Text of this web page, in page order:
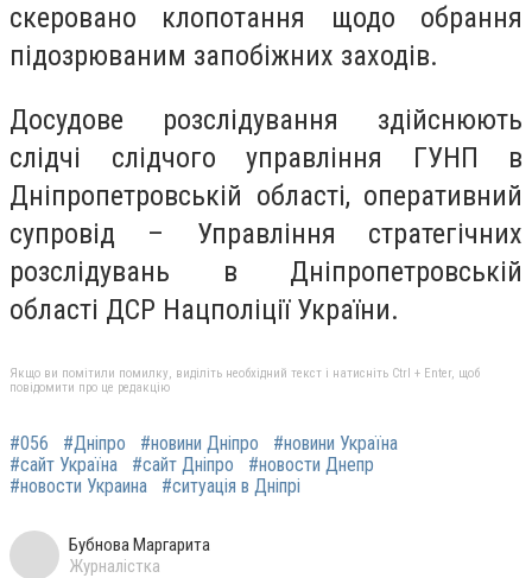
скеровано клопотання щодо обрання
підозрюваним запобіжних заходів.
Досудове розслідування здійснюють
слідчі слідчого управління ГУНП в
Дніпропетровській області, оперативний
супровід – Управління стратегічних
розслідувань в Дніпропетровській
області ДСР Нацполіції України.
Якщо ви помітили помилку, виділіть необхідний текст і натисніть Ctrl + Enter, щоб
повідомити про це редакцію
#056 #Дніпро #новини Дніпро
#новини Україна
#сайт Україна
#сайт Дніпро
#новости Днепр
#новости Украина
#ситуація в Дніпрі
Бубнова Маргарита
Журналістка